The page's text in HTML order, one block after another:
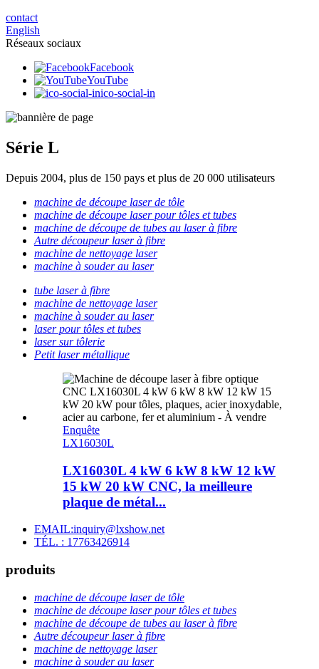
contact
English
Réseaux sociaux
Facebook
YouTube
ico-social-in
Série L
Depuis 2004, plus de 150 pays et plus de 20 000 utilisateurs
machine de découpe laser de tôle
machine de découpe laser pour tôles et tubes
machine de découpe de tubes au laser à fibre
Autre découpeur laser à fibre
machine de nettoyage laser
machine à souder au laser
tube laser à fibre
machine de nettoyage laser
machine à souder au laser
laser pour tôles et tubes
laser sur tôlerie
Petit laser métallique
Enquête
LX16030L
LX16030L 4 kW 6 kW 8 kW 12 kW
15 kW 20 kW CNC, la meilleure
plaque de métal...
EMAIL:inquiry@lxshow.net
TÉL. : 17763426914
produits
machine de découpe laser de tôle
machine de découpe laser pour tôles et tubes
machine de découpe de tubes au laser à fibre
Autre découpeur laser à fibre
machine de nettoyage laser
machine à souder au laser